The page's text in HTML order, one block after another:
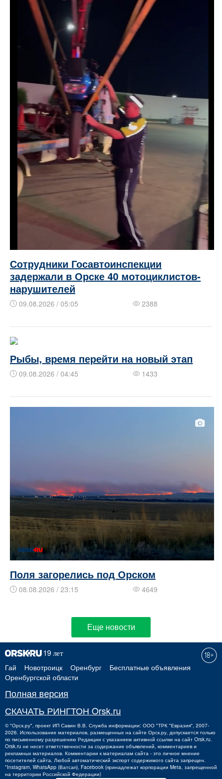
Сотрудники Госавтоинспекции
задержали в Орске 40 мотоциклистов-
нарушителей
09.08.2026 / 05:05 2388
Рыбы, время перейти на новый этап
09.08.2026 / 04:45 1433
Поля загорелись под Орском
08.08.2026 / 23:15 4649
Еще новости
Гай Новотроицк Оренбург
Бесплатные объявления
Оренбургской области
Полная версия
СКАЧАТЬ РИНГТОН Orsk.ru
©"Орск.ру" , проект ИП Савин В.В. Служба информации: ООО "ТРК "Евразия", 2007-
2026. Использование материалов, размещенных на сайте Орск.ру, допускается только
по письменному разрешению Редакции с указанием активной ссылки на сайт Orsk.ru.
Orsk.ru не несет ответственности за содержание объявлений, комментариев и
рекламных материалов. Комментарии к материалам сайта - это личное мнение
посетителей сайта. Любой автоматический экспорт содержимого сайта запрещен.
*Instagram, WhatsApp (Ватсап), Facebook (принадлежат корпорации Meta, запрещенной
на территории Российской Федерации)